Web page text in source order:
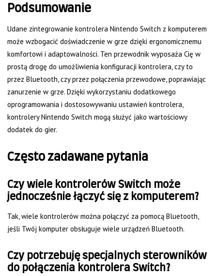
Podsumowanie
Udane zintegrowanie kontrolera Nintendo Switch z komputerem
może wzbogacić doświadczenie w grze dzięki ergonomicznemu
komfortowi i adaptowalności. Ten przewodnik wyposaża Cię w
prostą drogę do umożliwienia konfiguracji kontrolera, czy to
przez Bluetooth, czy przez połączenia przewodowe, poprawiając
zanurzenie w grze. Dzięki wykorzystaniu dodatkowego
oprogramowania i dostosowywaniu ustawień kontrolera,
kontrolery Nintendo Switch mogą służyć jako wartościowy
dodatek do gier.
Często zadawane pytania
Czy wiele kontrolerów Switch może
jednocześnie łączyć się z komputerem?
Tak, wiele kontrolerów można połączyć za pomocą Bluetooth,
jeśli Twój komputer obsługuje wiele urządzeń Bluetooth.
Czy potrzebuję specjalnych sterowników
do połączenia kontrolera Switch?